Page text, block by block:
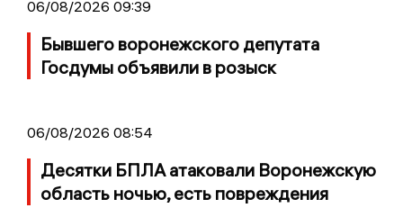
06/08/2026 09:39
Бывшего воронежского депутата
Госдумы объявили в розыск
06/08/2026 08:54
Десятки БПЛА атаковали Воронежскую
область ночью, есть повреждения